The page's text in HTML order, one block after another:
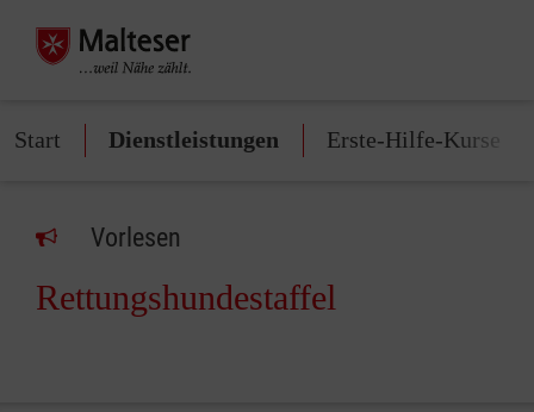
Start Dienstleistungen Erste-Hilfe-Kurse
Vorlesen
Rettungshundestaffel